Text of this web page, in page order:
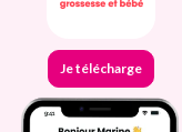
Je télécharge